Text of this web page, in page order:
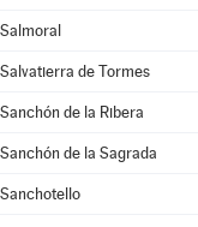
Salmoral
Salvatierra de Tormes
Sanchón de la Ribera
Sanchón de la Sagrada
Sanchotello